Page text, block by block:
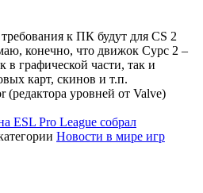
к ПК будут для CS 2
конечно, что движок Сурс 2 –
в графической части, так и
карт, скинов и т.п.
(редактора уровней от Valve)
ESL Pro League собрал
Новости в мире игр